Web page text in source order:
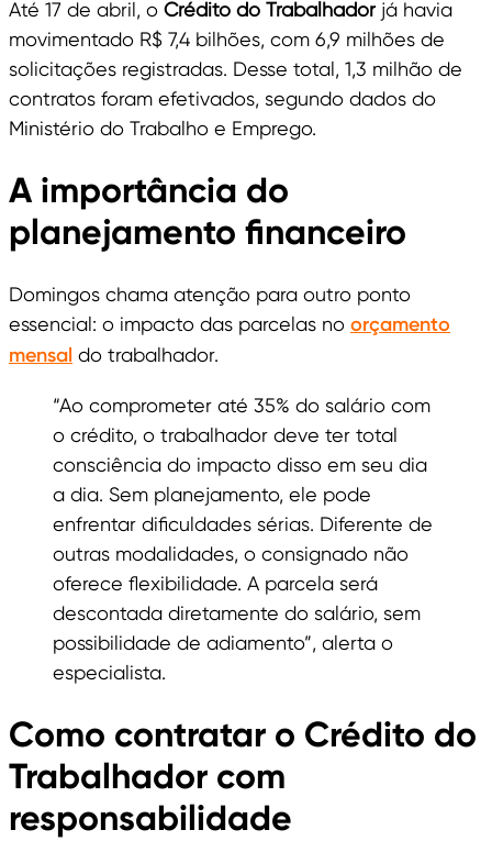
Até 17 de abril, o Crédito do Trabalhador já havia
movimentado R$ 7,4 bilhões, com 6,9 milhões de
solicitações registradas. Desse total, 1,3 milhão de
contratos foram efetivados, segundo dados do
Ministério do Trabalho e Emprego.
A importância do
planejamento financeiro
Domingos chama atenção para outro ponto
essencial: o impacto das parcelas no orçamento
mensal do trabalhador.
“Ao comprometer até 35% do salário com
o crédito, o trabalhador deve ter total
consciência do impacto disso em seu dia
a dia. Sem planejamento, ele pode
enfrentar dificuldades sérias. Diferente de
outras modalidades, o consignado não
oferece flexibilidade. A parcela será
descontada diretamente do salário, sem
possibilidade de adiamento”, alerta o
especialista.
Como contratar o Crédito do
Trabalhador com
responsabilidade